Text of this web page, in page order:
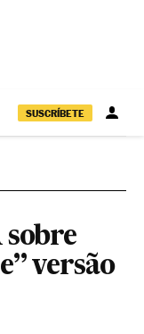
SUSCRÍBETE
sobre
versão